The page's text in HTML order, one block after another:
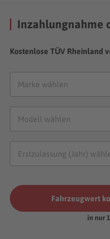
Inzahlungnahme
Kostenlose TÜV Rheinland
Fahrzeugwert
in nur